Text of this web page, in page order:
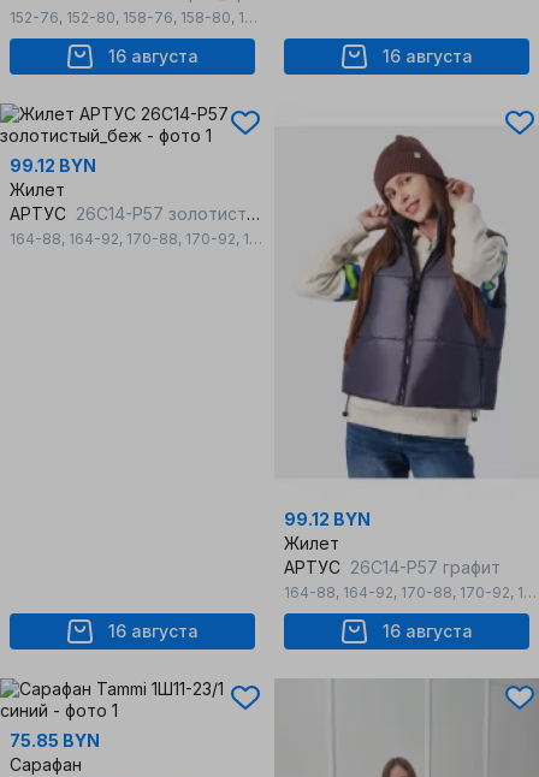
152-76, 152-80, 158-76, 158-80, 158-84
16 августа 16 августа
99.12 BYN
Жилет
АРТУС 26С14-Р57 золотистый_беж
164-88, 164-92, 170-88, 170-92, 176-96
16 августа
99.12 BYN
Жилет
АРТУС 26С14-Р57 графит
164-88, 164-92, 170-88, 170-92, 176-96
16 августа
75.85 BYN
Сарафан